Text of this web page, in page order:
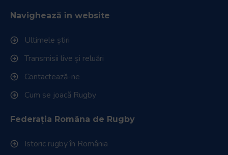
Navighează în website
Ultimele știri
Transmisii live și reluări
Contactează-ne
Cum se joacă Rugby
Federația Româna de Rugby
Istoric rugby în România